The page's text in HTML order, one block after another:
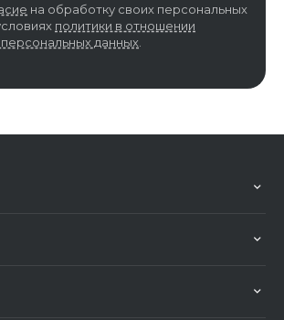
на обработку своих персональных
политики в отношении
данных